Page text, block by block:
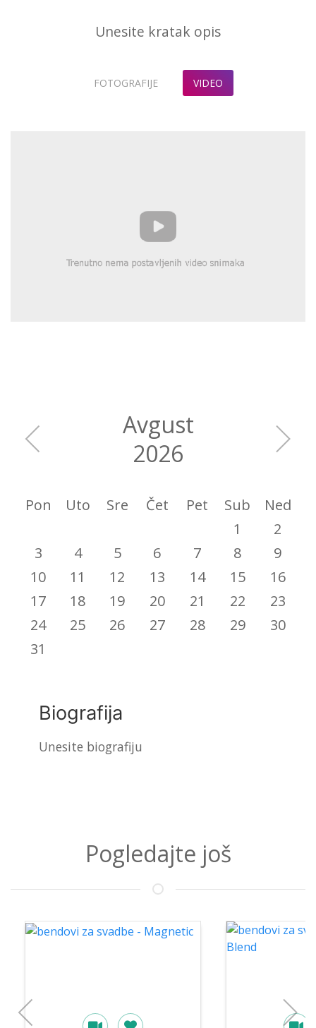
Unesite kratak opis
FOTOGRAFIJE VIDEO
Avgust
2026
Pon Uto Sre Čet Pet Sub
Ned
1
2
3
4 5 6 7 8
9
10
11 12 13 14 15
16
17
18 19 20 21 22
23
24
25 26 27 28 29
30
31
Biografija
Unesite biografiju
Pogledajte još